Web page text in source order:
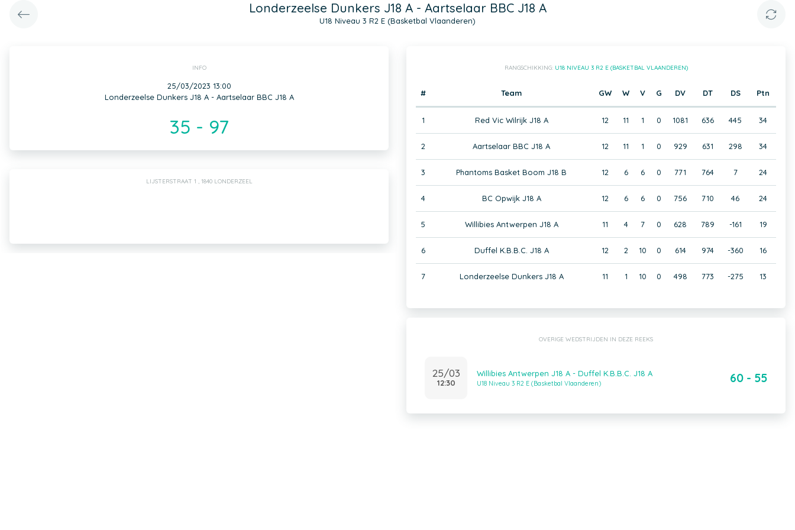
Londerzeelse Dunkers J18 A - Aartselaar BBC J18 A
U18 Niveau 3 R2 E (Basketbal Vlaanderen)
INFO
25/03/2023 13:00
Londerzeelse Dunkers J18 A - Aartselaar BBC J18 A
35 - 97
LIJSTERSTRAAT 1 , 1840 LONDERZEEL
RANGSCHIKKING: U18 NIVEAU 3 R2 E (BASKETBAL VLAANDEREN)
# Team GW W V G DV DT DS Ptn
1 Red Vic Wilrijk J18 A 12 11 1 0 1081 636 445 34
2 Aartselaar BBC J18 A 12 11 1 0 929 631 298 34
3 Phantoms Basket Boom J18 B 12 6 6 0 771 764 7 24
4 BC Opwijk J18 A 12 6 6 0 756 710 46 24
5 Willibies Antwerpen J18 A 11 4 7 0 628 789 -161 19
6 Duffel K.B.B.C. J18 A 12 2 10 0 614 974 -360 16
7 Londerzeelse Dunkers J18 A 11 1 10 0 498 773 -275 13
OVERIGE WEDSTRIJDEN IN DEZE REEKS
25/03
12:30
Willibies Antwerpen J18 A - Duffel K.B.B.C. J18 A
U18 Niveau 3 R2 E (Basketbal Vlaanderen) 60 - 55